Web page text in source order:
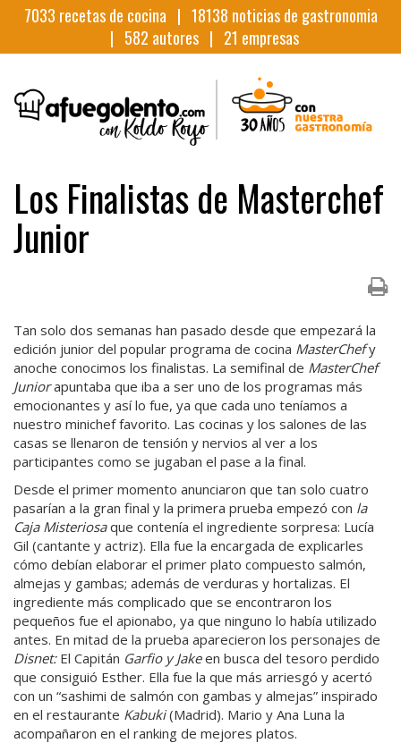
7033 recetas de cocina | 18138 noticias de gastronomia
| 582 autores | 21 empresas
Los Finalistas de Masterchef
Junior
Tan solo dos semanas han pasado desde que empezará la
edición junior del popular programa de cocina MasterChefy
anoche conocimos los finalistas. La semifinal de MasterChef
Juniorapuntaba que iba a ser uno de los programas más
emocionantes y así lo fue, ya que cada uno teníamos a
nuestro minichef favorito. Las cocinas y los salones de las
casas se llenaron de tensión y nervios al ver a los
participantes como se jugaban el pase a la final.
Desde el primer momento anunciaron que tan solo cuatro
pasarían a la gran final y la primera prueba empezó con la
Caja Misteriosaque contenía el ingrediente sorpresa: Lucía
Gil (cantante y actriz). Ella fue la encargada de explicarles
cómo debían elaborar el primer plato compuesto salmón,
almejas y gambas; además de verduras y hortalizas. El
ingrediente más complicado que se encontraron los
pequeños fue el apionabo, ya que ninguno lo había utilizado
antes. En mitad de la prueba aparecieron los personajes de
Disnet: El Capitán Garfio y Jakeen busca del tesoro perdido
que consiguió Esther. Ella fue la que más arriesgó y acertó
con un “sashimi de salmón con gambas y almejas” inspirado
en el restaurante Kabuki(Madrid). Mario y Ana Luna la
acompañaron en el ranking de mejores platos.